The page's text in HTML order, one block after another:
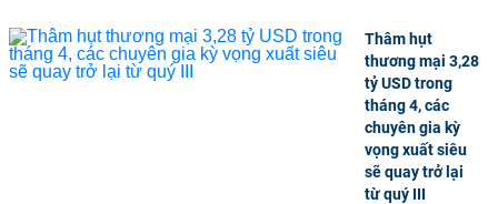
Thâm hụt
thương mại 3,28
tỷ USD trong
tháng 4, các
chuyên gia kỳ
vọng xuất siêu
sẽ quay trở lại
từ quý III